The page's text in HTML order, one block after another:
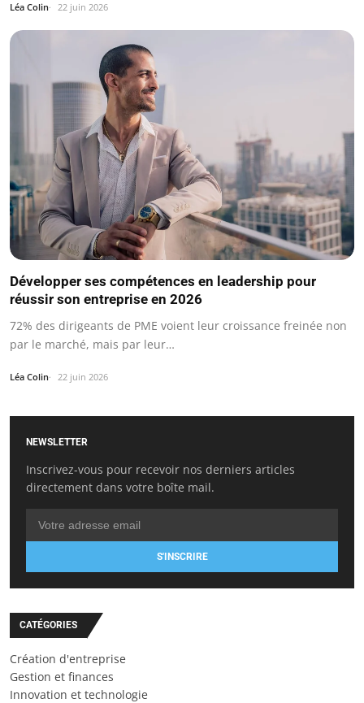
Léa Colin 22 juin 2026
Développer ses compétences en leadership pour
réussir son entreprise en 2026
72% des dirigeants de PME voient leur croissance freinée non
par le marché, mais par leur…
Léa Colin 22 juin 2026
NEWSLETTER
Inscrivez-vous pour recevoir nos derniers articles
directement dans votre boîte mail.
S'INSCRIRE
CATÉGORIES
Création d'entreprise
Gestion et finances
Innovation et technologie